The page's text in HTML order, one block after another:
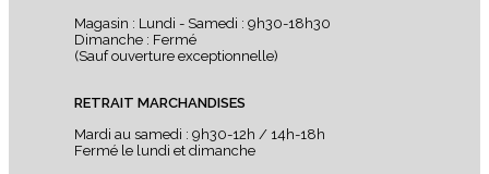
Magasin : Lundi - Samedi : 9h30-18h30
Dimanche : Fermé
(Sauf ouverture exceptionnelle)
RETRAIT MARCHANDISES
Mardi au samedi : 9h30-12h / 14h-18h
Fermé le lundi et dimanche